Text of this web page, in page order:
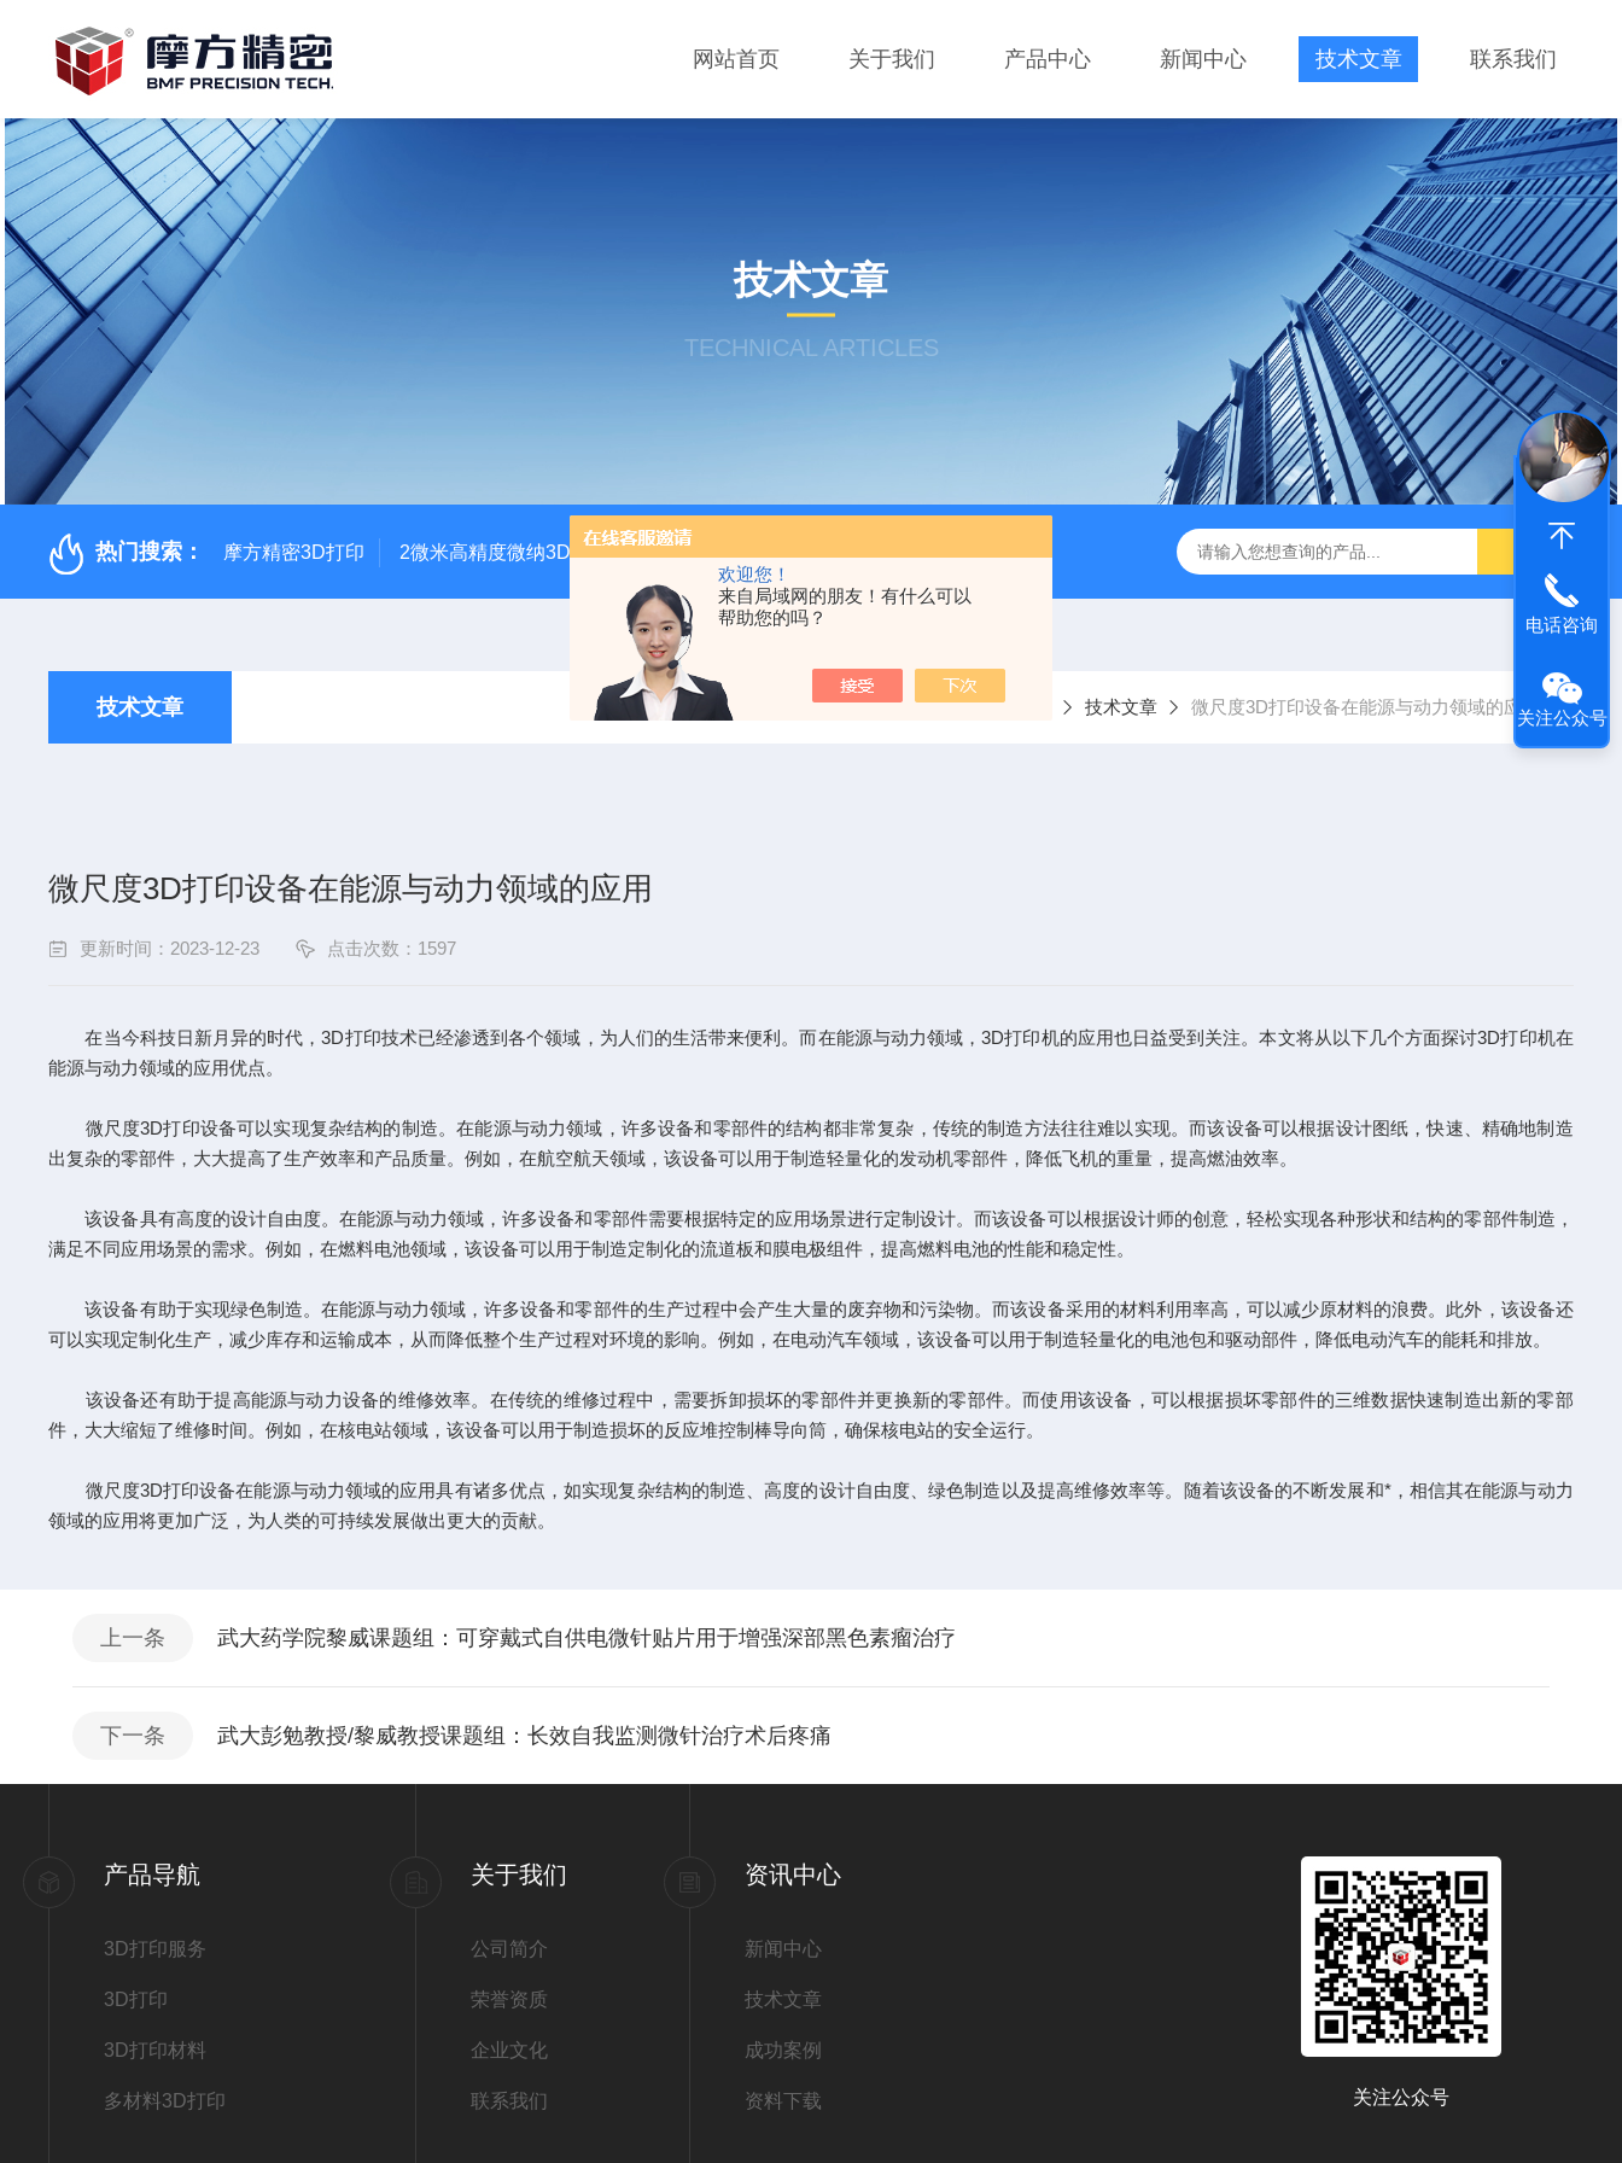
欢迎您！
来自局域网的朋友！有什么可以
帮助您的吗？
网站首页 关于我们 产品中心 新闻中心 技术文章 联系我们
技术文章
TECHNICAL ARTICLES
热门搜索： 摩方精密3D打印 2微米高精度微纳3D打印系统 microArch S240A10μm高精度微纳3D打印 器官芯片3d打印 nanoArch P14010μm精度微纳3D打印系统
技术文章 当前位置： 技术文章 微尺度3D打印设备在能源与动力领域的应用
微尺度3D打印设备在能源与动力领域的应用
更新时间：2023-12-23 点击次数：1597
在当今科技日新月异的时代，3D打印技术已经渗透到各个领域，为人们的生活带来便利。而在能源与动力领域，3D打印机的应用也日益受到关注。本文将从以下几个方面探讨3D打印机在
能源与动力领域的应用优点。
微尺度3D打印设备可以实现复杂结构的制造。在能源与动力领域，许多设备和零部件的结构都非常复杂，传统的制造方法往往难以实现。而该设备可以根据设计图纸，快速、精确地制造
出复杂的零部件，大大提高了生产效率和产品质量。例如，在航空航天领域，该设备可以用于制造轻量化的发动机零部件，降低飞机的重量，提高燃油效率。
该设备具有高度的设计自由度。在能源与动力领域，许多设备和零部件需要根据特定的应用场景进行定制设计。而该设备可以根据设计师的创意，轻松实现各种形状和结构的零部件制造，
满足不同应用场景的需求。例如，在燃料电池领域，该设备可以用于制造定制化的流道板和膜电极组件，提高燃料电池的性能和稳定性。
该设备有助于实现绿色制造。在能源与动力领域，许多设备和零部件的生产过程中会产生大量的废弃物和污染物。而该设备采用的材料利用率高，可以减少原材料的浪费。此外，该设备还
可以实现定制化生产，减少库存和运输成本，从而降低整个生产过程对环境的影响。例如，在电动汽车领域，该设备可以用于制造轻量化的电池包和驱动部件，降低电动汽车的能耗和排放。
该设备还有助于提高能源与动力设备的维修效率。在传统的维修过程中，需要拆卸损坏的零部件并更换新的零部件。而使用该设备，可以根据损坏零部件的三维数据快速制造出新的零部
件，大大缩短了维修时间。例如，在核电站领域，该设备可以用于制造损坏的反应堆控制棒导向筒，确保核电站的安全运行。
微尺度3D打印设备在能源与动力领域的应用具有诸多优点，如实现复杂结构的制造、高度的设计自由度、绿色制造以及提高维修效率等。随着该设备的不断发展和*，相信其在能源与动力
领域的应用将更加广泛，为人类的可持续发展做出更大的贡献。
上一条 武大药学院黎威课题组：可穿戴式自供电微针贴片用于增强深部黑色素瘤治疗
下一条 武大彭勉教授/黎威教授课题组：长效自我监测微针治疗术后疼痛
产品导航
3D打印服务
3D打印
3D打印材料
多材料3D打印
关于我们
公司简介
荣誉资质
企业文化
联系我们
资讯中心
新闻中心
技术文章
成功案例
资料下载 关注公众号
电话咨询
关注公众号